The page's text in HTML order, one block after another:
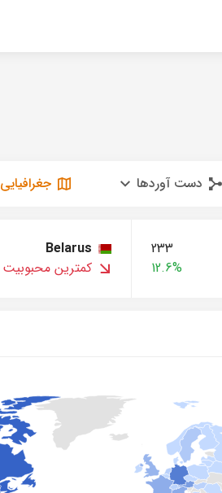
دست آوردها جغرافیایی
233
12.6%
Belarus
کمترین محبوبیت